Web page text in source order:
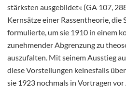
stärksten ausgebildet« (GA 107,
Kernsätze einer Rassentheorie, die
formulierte, um sie 1910 in einem
zunehmender Abgrenzung zu
auszufalten. Mit seinem Ausstieg
diese Vorstellungen keinesfalls
sie 1923 nochmals in Vortragen